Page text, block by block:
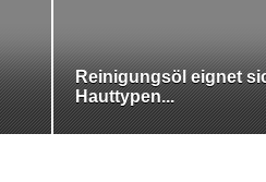
Reinigungsöl eignet
Hauttypen...